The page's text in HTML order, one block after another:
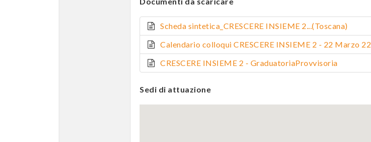
Scheda sintetica_CRESCERE INSIEME 2...(Toscana)
Calendario colloqui CRESCERE INSIEME 2 - 22 Marzo 22
CRESCERE INSIEME 2 - GraduatoriaProvvisoria
Sedi di attuazione